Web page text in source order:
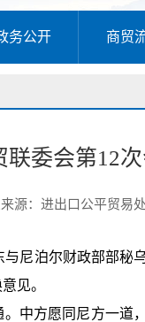
务公开 商贸
委会第12
源： 进出口公平贸易处
尼泊尔财政部部秘
见。
中方愿同尼方一道